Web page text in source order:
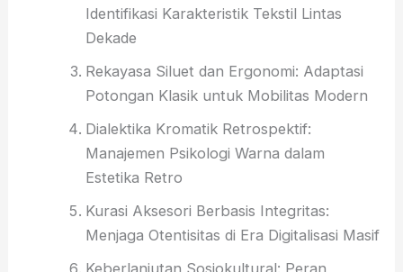
Identifikasi Karakteristik Tekstil Lintas
Dekade
Rekayasa Siluet dan Ergonomi: Adaptasi
Potongan Klasik untuk Mobilitas Modern
Dialektika Kromatik Retrospektif:
Manajemen Psikologi Warna dalam
Estetika Retro
Kurasi Aksesori Berbasis Integritas:
Menjaga Otentisitas di Era Digitalisasi Masif